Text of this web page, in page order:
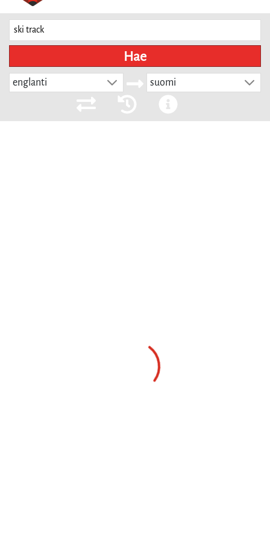
Hae
englanti suomi